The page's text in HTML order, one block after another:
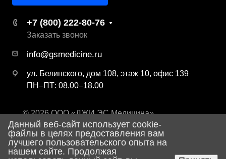
+7 (800) 222-80-76
Заказать звонок
info@gsmedicine.ru
ул. Белинского, дом 108, этаж 10, офис 139
ПН–ПТ: 08.00–18.00
© 2026 ООО «ДЖИ ЭС Медицина»
Политика конфиденциальности
Данный веб-сайт использует cookie-
файлы в целях предоставления вам
лучшего пользовательского опыта на
нашем сайте. Продолжая